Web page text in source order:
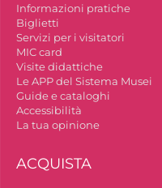
Informazioni pratiche
Biglietti
Servizi per i visitatori
MIC card
Visite didattiche
Le APP del Sistema Musei
Guide e cataloghi
Accessibilità
La tua opinione
ACQUISTA